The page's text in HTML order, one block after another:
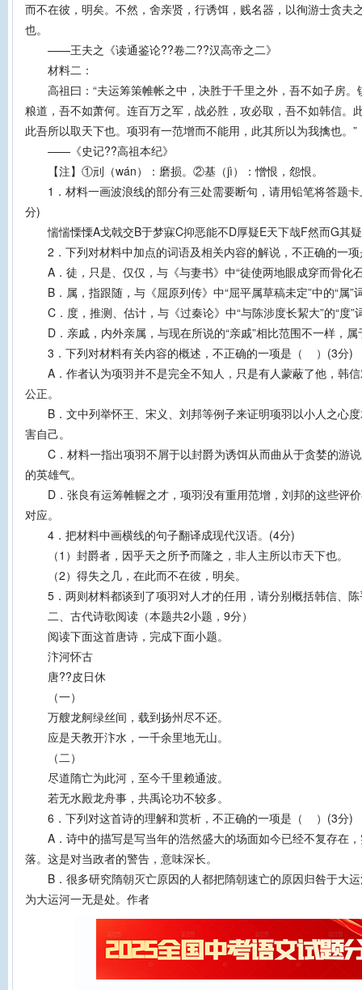
而不在彼，明矣。不然，舍亲贤，行诱饵，贱名器，以徇游士贪夫
也。
——王夫之《读通鉴论??卷二??汉高帝之二》
材料二：
高祖曰：“夫运筹策帷帐之中，决胜于千里之外，吾不如子房。
粮道，吾不如萧何。连百万之军，战必胜，攻必取，吾不如韩信。
此吾所以取天下也。项羽有一范增而不能用，此其所以为我擒也。”
——《史记??高祖本纪》
【注】①刓（wán）：磨损。②基（jì）：憎恨，怨恨。
1．材料一画波浪线的部分有三处需要断句，请用铅笔将答题卡
分)
惴惴慄慄A戈戟交B于梦寐C抑恶能不D厚疑E天下哉F然而G其
2．下列对材料中加点的词语及相关内容的解说，不正确的一
A．徒，只是、仅仅，与《与妻书》中“徒使两地眼成穿而骨化
B．属，指跟随，与《屈原列传》中“屈平属草稿未定”中的“属”
C．度，推测、估计，与《过秦论》中“与陈涉度长絜大”的“度”
D．亲戚，内外亲属，与现在所说的“亲戚”相比范围不一样，属
3．下列对材料有关内容的概述，不正确的一项是（ ）(3分)
A．作者认为项羽并不是完全不知人，只是有人蒙蔽了他，韩
公正。
B．文中列举怀王、宋义、刘邦等例子来证明项羽以小人之心
害自己。
C．材料一指出项羽不屑于以封爵为诱饵从而曲从于贪婪的游
的英雄气。
D．张良有运筹帷幄之才，项羽没有重用范增，刘邦的这些评
对应。
4．把材料中画横线的句子翻译成现代汉语。(4分)
（1）封爵者，因乎天之所予而隆之，非人主所以市天下也。
（2）得失之几，在此而不在彼，明矣。
5．两则材料都谈到了项羽对人才的任用，请分别概括韩信、陈
二、古代诗歌阅读（本题共2小题，9分）
阅读下面这首唐诗，完成下面小题。
汴河怀古
唐??皮日休
（一）
万艘龙舸绿丝间，载到扬州尽不还。
应是天教开汴水，一千余里地无山。
（二）
尽道隋亡为此河，至今千里赖通波。
若无水殿龙舟事，共禹论功不较多。
6．下列对这首诗的理解和赏析，不正确的一项是（ ）(3分)
A．诗中的描写是写当年的浩然盛大的场面如今已经不复存在
落。这是对当政者的警告，意味深长。
B．很多研究隋朝灭亡原因的人都把隋朝速亡的原因归咎于大
为大运河一无是处。作者